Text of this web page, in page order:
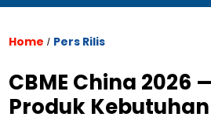
Home / Pers Rilis
CBME China
Produk